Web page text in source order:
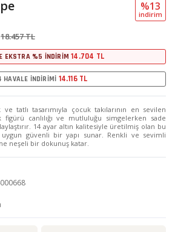
18.457 TL
%13
i̇ndi̇ri̇m
EKSTRA %5 İNDİRİM14.704 TL
HAVALE İNDİRİMİ 14.116 TL
tatlı tasarımıyla çocuk takılarının en sevilen
canlılığı ve mutluluğu simgelerken sade
14 ayar altın kalitesiyle üretilmiş olan bu
güvenli bir yapı sunar. Renkli ve sevimli
neşeli bir dokunuş katar.